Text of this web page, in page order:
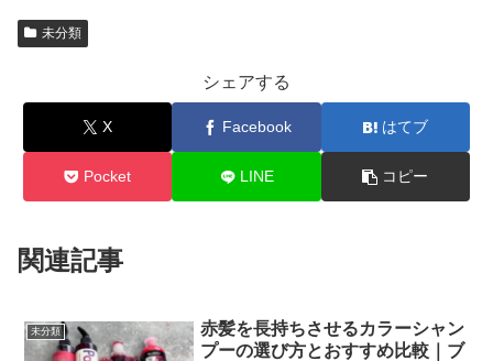
未分類
シェアする
X Facebook はてブ
Pocket LINE コピー
関連記事
未分類
赤髪を長持ちさせるカラーシャン
プーの選び方とおすすめ比較｜ブ